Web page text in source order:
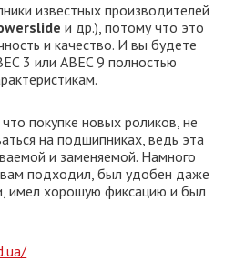
известных производителей
и др.), потому что это
и качество. И вы будете
3 или ABEC 9 полностью
покупке новых роликов, не
на подшипниках, ведь эта
и заменяемой. Намного
подходил, был удобен даже
имел хорошую фиксацию и был